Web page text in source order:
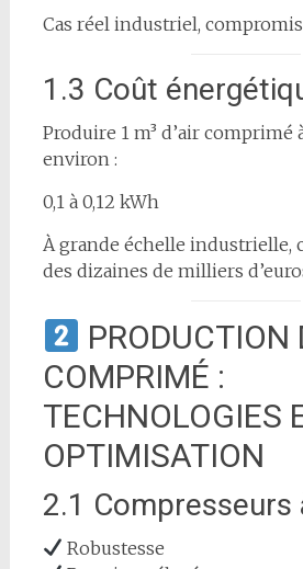
Cas réel industriel,
1.3 Coût
Produire 1 m³ d’air comprimé
environ :
0,1 à 0,12 kWh
À grande échelle industrielle,
des dizaines de milliers
PRODUCTION
COMPRIMÉ :
TECHNOLOGIES
OPTIMISATION
2.1 Compresseurs
Robustesse